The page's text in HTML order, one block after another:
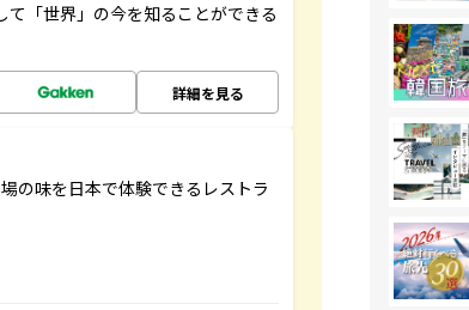
て「世界」の今を知ることができる
詳細を見る
の味を日本で体験できるレストラ